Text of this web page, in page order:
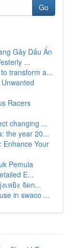
Go
Gây Dấu Ấn
...
transform a...
Racers
changing ...
the year 20...
Enhance Your
Pemula
E...
เหยิง จัดก...
in swaco ...